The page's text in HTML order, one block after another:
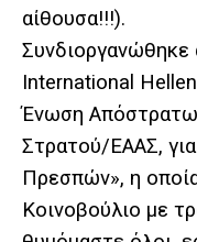
αίθουσα!!!).
Συνδιοργανώθηκε
International
Ένωση
Στρατού/ΕΑΑΣ,
Πρεσπών», η
Κοινοβούλιο με